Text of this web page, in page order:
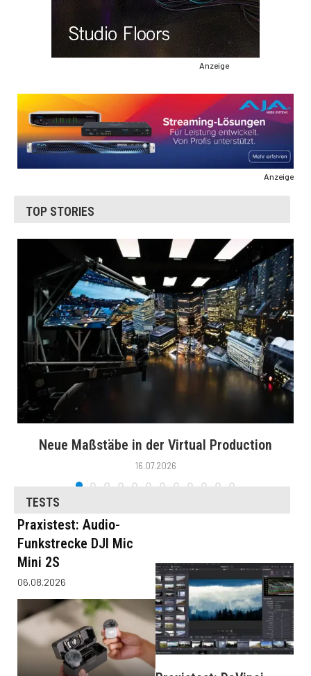
Anzeige
Anzeige
TOP STORIES
Neue Maßstäbe in der Virtual Production
16.07.2026
TESTS
Praxistest: Audio-
Funkstrecke DJI Mic
Mini 2S
06.08.2026